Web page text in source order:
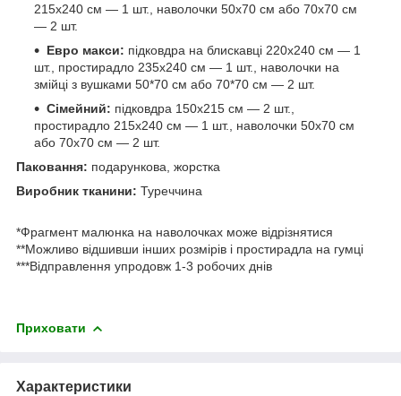
215х240 см — 1 шт., наволочки 50х70 см або 70х70 см
— 2 шт.
Евро макси: підковдра на блискавці 220x240 см — 1
шт., простирадло 235x240 см — 1 шт., наволочки на
змійці з вушками 50*70 см або 70*70 см — 2 шт.
Сімейний: підковдра 150х215 см — 2 шт.,
простирадло 215х240 см — 1 шт., наволочки 50х70 см
або 70х70 см — 2 шт.
Паковання: подарункова, жорстка
Виробник тканини: Туреччина
*Фрагмент малюнка на наволочках може відрізнятися
**Можливо відшивши інших розмірів і простирадла на гумці
***Відправлення упродовж 1-3 робочих днів
Приховати
Характеристики